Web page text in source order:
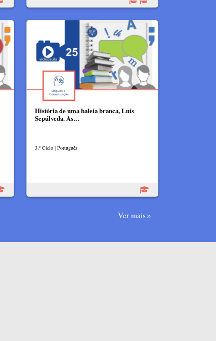
História de uma baleia branca, Luis
Sepúlveda. As…
3.º Ciclo | Português
Ver mais